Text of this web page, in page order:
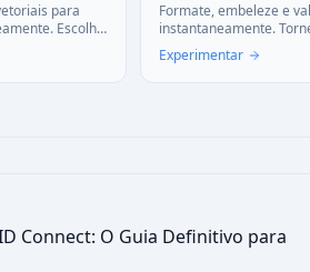
para
Escolha
fundo. 100%
navegador.
Formate, embeleze e
instantaneamente.
legível com indentação
Minifique XML para
Experimentar
Connect: O Guia Definitivo para